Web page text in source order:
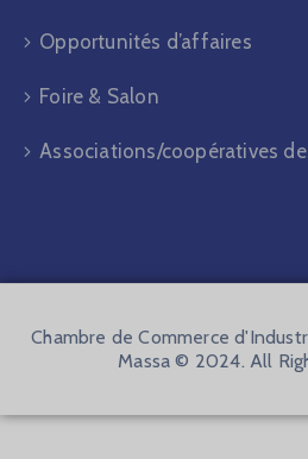
Opportunités d’affaires
Foire & Salon
Associations/coopératives
Chambre de Commerce
Massa © 2024. All